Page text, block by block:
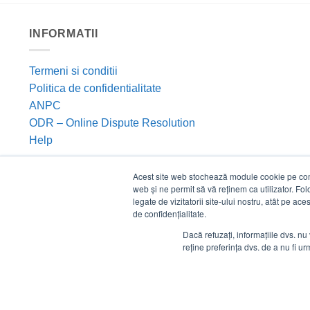
Acest site web stochează module cookie pe
web și ne permit să vă reținem ca utilizator.
legate de vizitatorii site-ului nostru, atât pe
de confidențialitate.
Dacă refuzați, informațiile dvs.
reține preferința dvs. de a nu fi
INFORMATII
Termeni si conditii
Politica de confidentialitate
ANPC
ODR – Online Dispute Resolution
Help